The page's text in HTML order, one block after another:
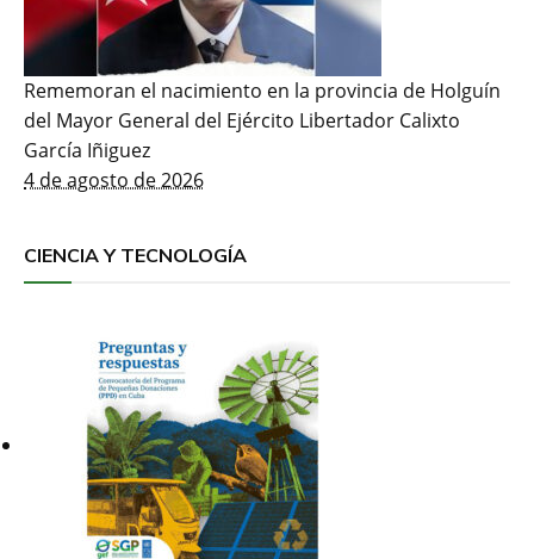
Rememoran el nacimiento en la provincia de Holguín
del Mayor General del Ejército Libertador Calixto
García Iñiguez
4 de agosto de 2026
CIENCIA Y TECNOLOGÍA